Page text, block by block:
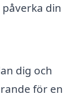
din
dig och
för en